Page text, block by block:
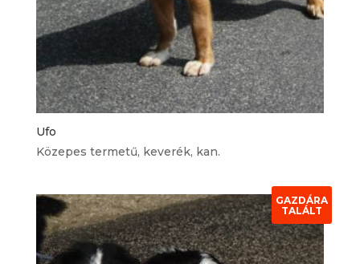
Ufo
Közepes termetű, keverék, kan.
GAZDÁRA
TALÁLT